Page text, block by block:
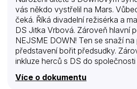
vás někdo vystřelil na Mars.
čeká. Říká divadelní režisérka a
DS Jitka Vrbová. Zároveň hlavní
NEJSME DOWN! Ten se snaží
představení bořit předsudky.
inkluze herců s DS do
Downovým syndromem, ode
Více o dokumentu